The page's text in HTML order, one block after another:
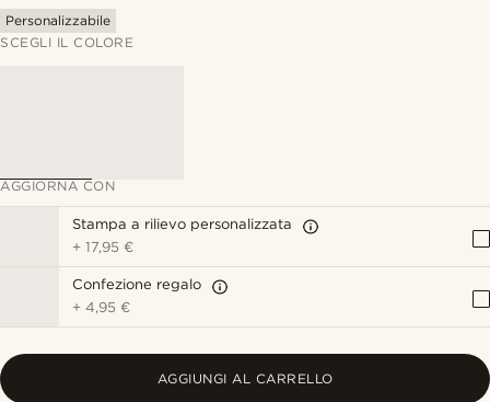
Personalizzabile
SCEGLI IL COLORE
AGGIORNA CON
Stampa a rilievo personalizzata
+17,95 €
Confezione regalo
+4,95 €
AGGIUNGI AL CARRELLO